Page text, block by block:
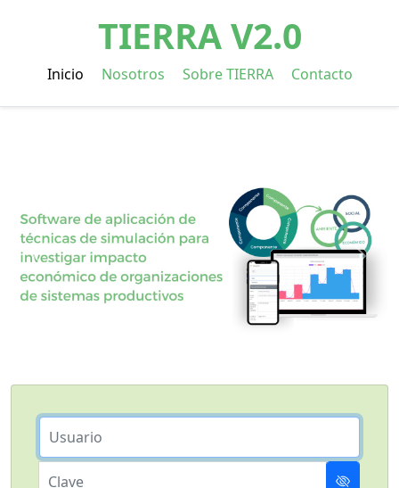
TIERRA V2.0
Inicio Nosotros Sobre TIERRA Contacto
Previa
Usuario